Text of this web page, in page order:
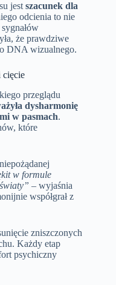
jestszacunek dla
odcienia to nie
że prawdziwe
DNA wizualnego.
cięcie
przeglądu
dysharmonię
w pasmach.
które
w formule
– wyjaśnia
współgrał z
zniszczonych
Każdy etap
psychiczny